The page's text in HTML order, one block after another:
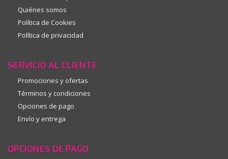
Quiénes somos
Política de Cookies
Política de privacidad
SERVICIO AL CLIENTE
Promociones y ofertas
Términos y condiciones
Opciones de pago
Envío y entrega
OPCIONES DE PAGO